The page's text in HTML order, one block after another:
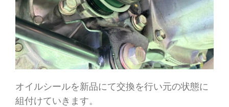
オイルシールを新品にて交換を行い元の状態に
組付けていきます。